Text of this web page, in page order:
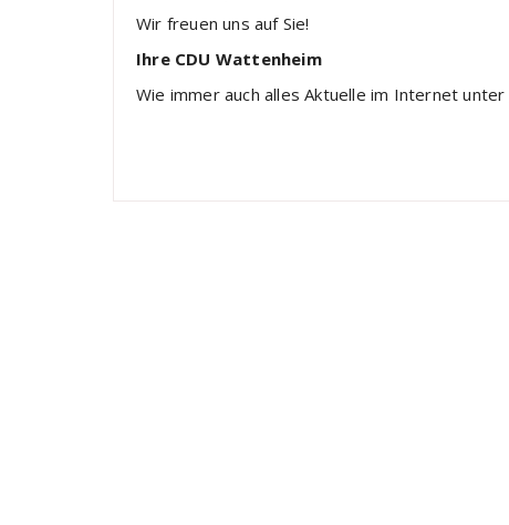
Wir freuen uns auf Sie!
Ihre CDU Wattenheim
Wie immer auch alles Aktuelle im Internet unter